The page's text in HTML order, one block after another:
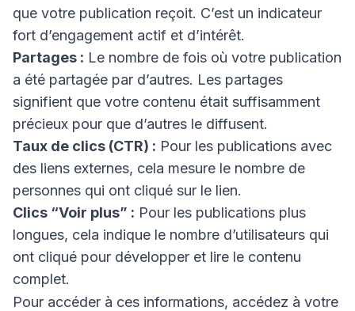
que votre publication reçoit. C’est un indicateur
fort d’engagement actif et d’intérêt.
Partages : Le nombre de fois où votre publication
a été partagée par d’autres. Les partages
signifient que votre contenu était suffisamment
précieux pour que d’autres le diffusent.
Taux de clics (CTR) : Pour les publications avec
des liens externes, cela mesure le nombre de
personnes qui ont cliqué sur le lien.
Clics “Voir plus” : Pour les publications plus
longues, cela indique le nombre d’utilisateurs qui
ont cliqué pour développer et lire le contenu
complet.
Pour accéder à ces informations, accédez à votre